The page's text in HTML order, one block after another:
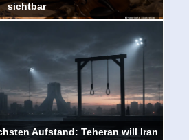
sichtbar
Aufstand: Teheran will Iran